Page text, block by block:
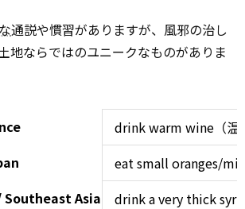
通説や慣習がありますが、風邪の治し
地ならではのユニークなものがありま
drink warm wine（温
eat small oranges/
Asia
drink a very thick